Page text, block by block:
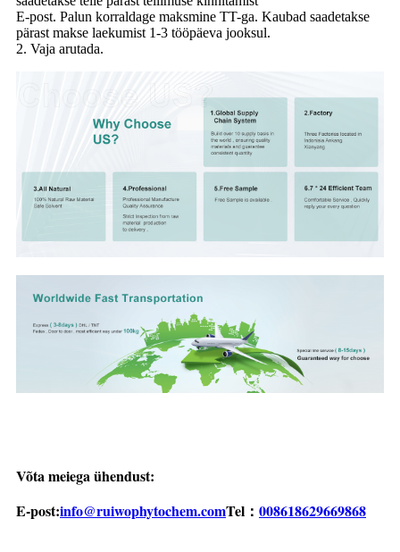
E-post. Palun korraldage maksmine TT-ga. Kaubad saadetakse
pärast makse laekumist 1-3 tööpäeva jooksul.
2. Vaja arutada.
Võta meiega ühendust:
E-post:info@ruiwophytochem.comTel： 008618629669868